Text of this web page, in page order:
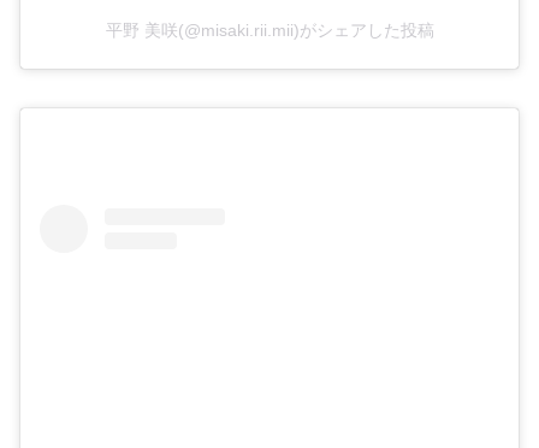
平野 美咲(@misaki.rii.mii)がシェアした投稿